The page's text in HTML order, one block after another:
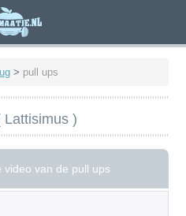
> pull ups
Lattisimus )
video van de pull ups